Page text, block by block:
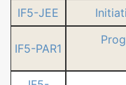
IF5-JEE
IF5-PAR1